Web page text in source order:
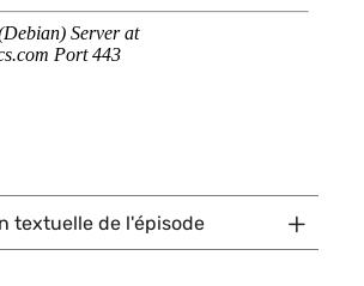
textuelle de l'épisode